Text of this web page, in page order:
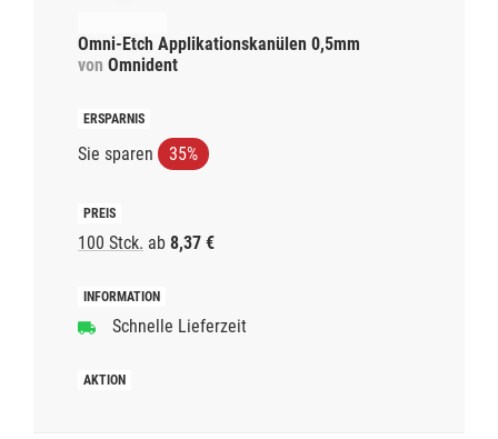
Omni-Etch Applikationskanülen 0,5mm
von Omnident
Sie sparen 35%
100 Stck. ab 8,37 €
Schnelle Lieferzeit